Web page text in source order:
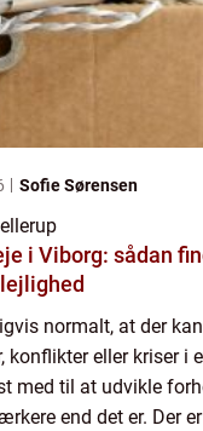
Sofie Sørensen
i Viborg: sådan
normalt, at der
konflikter eller kriser i
med til at udvikle
end det er. Der